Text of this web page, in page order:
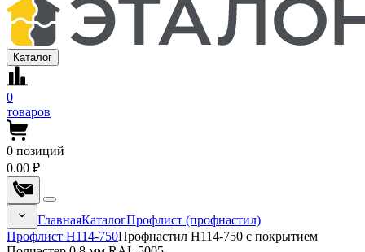
Каталог
0
товаров
0 позиций
0.00 ₽
ГлавнаяКаталогПрофлист (профнастил)
Профлист Н114-750Профнастил Н114-750 с покрытием